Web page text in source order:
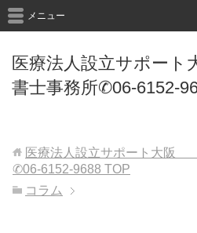
医療法人設立サポー
書士事務所✆06-6152-
メニュー
医療法人設立サポート大阪
✆06-6152-9688 TOP
コラム